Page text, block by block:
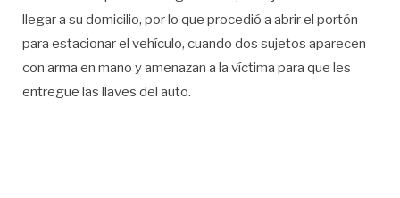
llegar a su domicilio, por lo que procedió a abrir el portón
para estacionar el vehículo, cuando dos sujetos aparecen
con arma en mano y amenazan a la víctima para que les
entregue las llaves del auto.